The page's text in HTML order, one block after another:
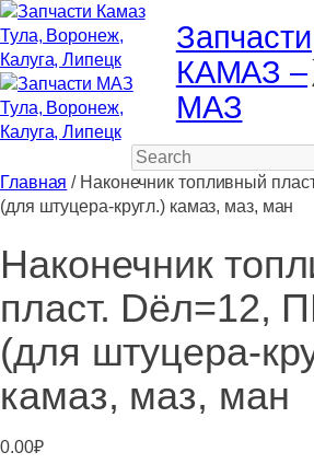
Запчасти
КАМАЗ –
МАЗ
Search
Главная / Наконечник топливный
(для штуцера-кругл.) камаз, маз, ман
Наконечник
пласт. Dёл=12,
(для штуцера-
камаз, маз, ман
0.00₽